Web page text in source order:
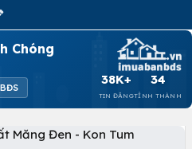
Chóng
38K+
TIN ĐĂNG
34
TỈNH THÀNH